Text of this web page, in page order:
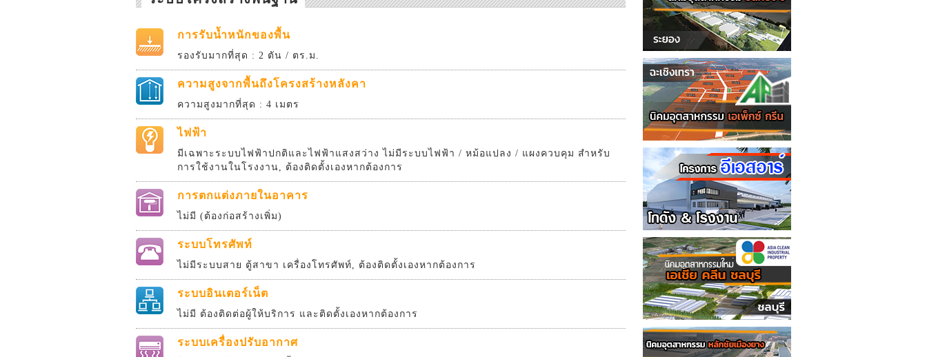
การรับน้ำหนักของพื้น
รองรับมากที่สุด : 2 ตัน / ตร.ม.
ความสูงจากพื้นถึงโครงสร้างหลังคา
ความสูงมากที่สุด : 4 เมตร
ไฟฟ้า
มีเฉพาะระบบไฟฟ้าปกติและไฟฟ้าแสงสว่าง ไม่มีระบบไฟฟ้า / หม้อแปลง / แผงควบคุม สำหรับ
การใช้งานในโรงงาน, ต้องติดตั้งเองหากต้องการ
การตกแต่งภายในอาคาร
ไม่มี (ต้องก่อสร้างเพิ่ม)
ระบบโทรศัพท์
ไม่มีระบบสาย ตู้สาขา เครื่องโทรศัพท์, ต้องติดตั้งเองหากต้องการ
ระบบอินเตอร์เน็ต
ไม่มี ต้องติดต่อผู้ให้บริการ และติดตั้งเองหากต้องการ
ระบบเครื่องปรับอากาศ